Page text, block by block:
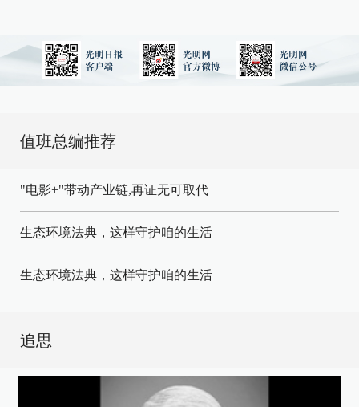
值班总编推荐
"电影+"带动产业链,再证无可取代
生态环境法典，这样守护咱的生活
生态环境法典，这样守护咱的生活
追思